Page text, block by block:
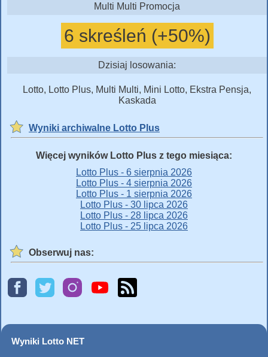
Multi Multi Promocja
6 skreśleń (+50%)
Dzisiaj losowania:
Lotto, Lotto Plus, Multi Multi, Mini Lotto, Ekstra Pensja,
Kaskada
Wyniki archiwalne Lotto Plus
Więcej wyników Lotto Plus z tego miesiąca:
Lotto Plus - 6 sierpnia 2026
Lotto Plus - 4 sierpnia 2026
Lotto Plus - 1 sierpnia 2026
Lotto Plus - 30 lipca 2026
Lotto Plus - 28 lipca 2026
Lotto Plus - 25 lipca 2026
Obserwuj nas:
Wyniki Lotto NET